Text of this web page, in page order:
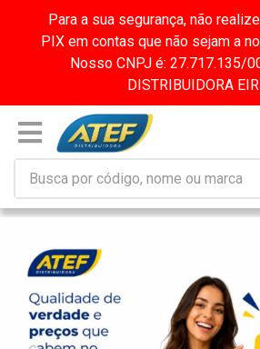
Para a sua segurança, não
PIX em contas que não sejam a
Nosso CNPJ é: 27.717.135/
DISTRIBUIDORA